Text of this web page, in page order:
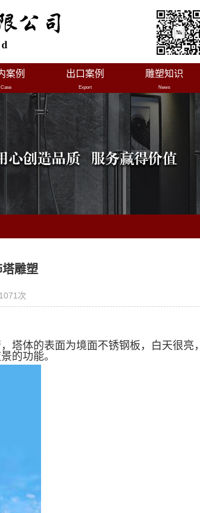
案例
Case
出口案例
Export
雕塑知识
News
雕塑
1071次
塔体的表面为境面不锈钢板，白天很
的功能。